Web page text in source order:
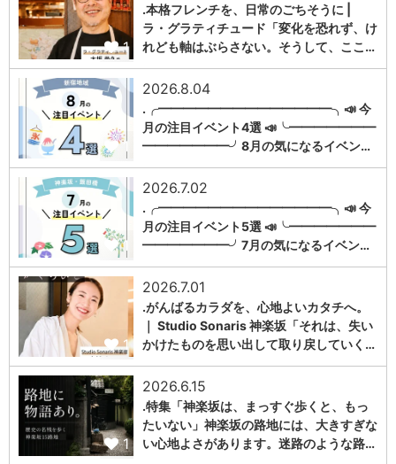
1
.本格フレンチを、日常のごちそうに |
ラ・グラティチュード「変化を恐れず、け
れども軸はぶらさない。そうして、ここ…
1
2026.8.04
.╭━━━━━━━━━━━━━━╮📣 今
月の注目イベント4選 📣╰━━━━━━━
━━━━━━━╯8月の気になるイベン…
1
2026.7.02
.╭━━━━━━━━━━━━━━╮📣 今
月の注目イベント5選 📣╰━━━━━━━
━━━━━━━╯7月の気になるイベン…
1
2026.7.01
.がんばるカラダを、心地よいカタチへ。
｜ Studio Sonaris 神楽坂「それは、失い
かけたものを思い出して取り戻していく…
1
2026.6.15
.特集「神楽坂は、まっすぐ歩くと、もっ
たいない」神楽坂の路地には、大きすぎな
い心地よさがあります。迷路のような路…